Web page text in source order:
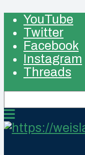
YouTube
Twitter
Facebook
Instagram
Threads